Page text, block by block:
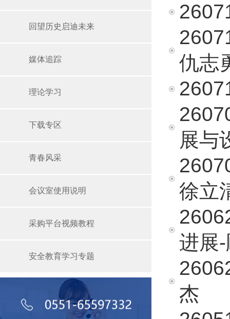
回望历史启迪未来
媒体追踪
理论学习
下载专区
青春风采
会议室使用说明
采购平台视频教程
安全教育学习专题
仇志
展与
徐立
进展
杰